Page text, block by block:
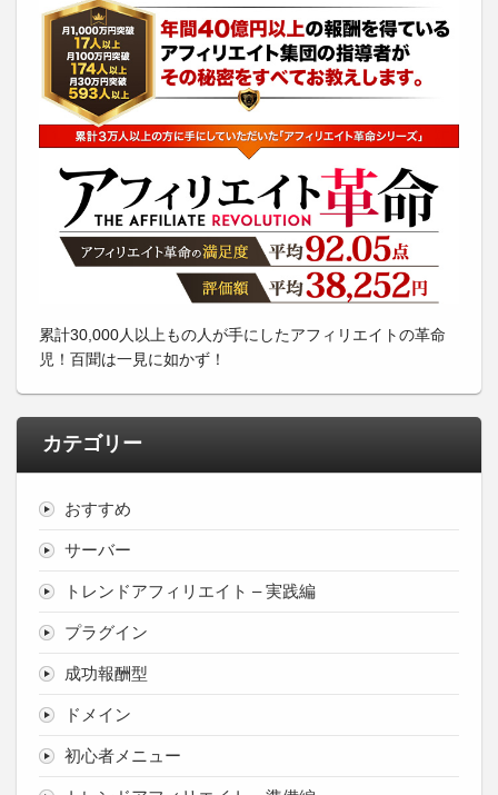
累計30,000人以上もの人が手にしたアフィリエイトの革命
児！百聞は一見に如かず！
カテゴリー
おすすめ
サーバー
トレンドアフィリエイト – 実践編
プラグイン
成功報酬型
ドメイン
初心者メニュー